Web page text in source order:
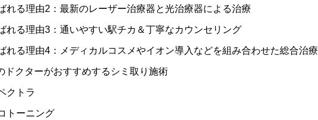
れる理由2：最新のレーザー治療器と光治療器による治療
れる理由3：通いやすい駅チカ＆丁寧なカウンセリング
れる理由4：メディカルコスメやイオン導入などを組み合わせた総合治療
ドクターがおすすめするシミ取り施術
クトラ
トーニング